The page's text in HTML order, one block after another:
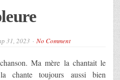
31, 2023 No Comment
Ma mère la chantait le
chante toujours aussi bien